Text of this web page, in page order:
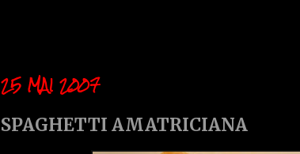
25 MAI 2007
SPAGHETTI AMATRICIANA